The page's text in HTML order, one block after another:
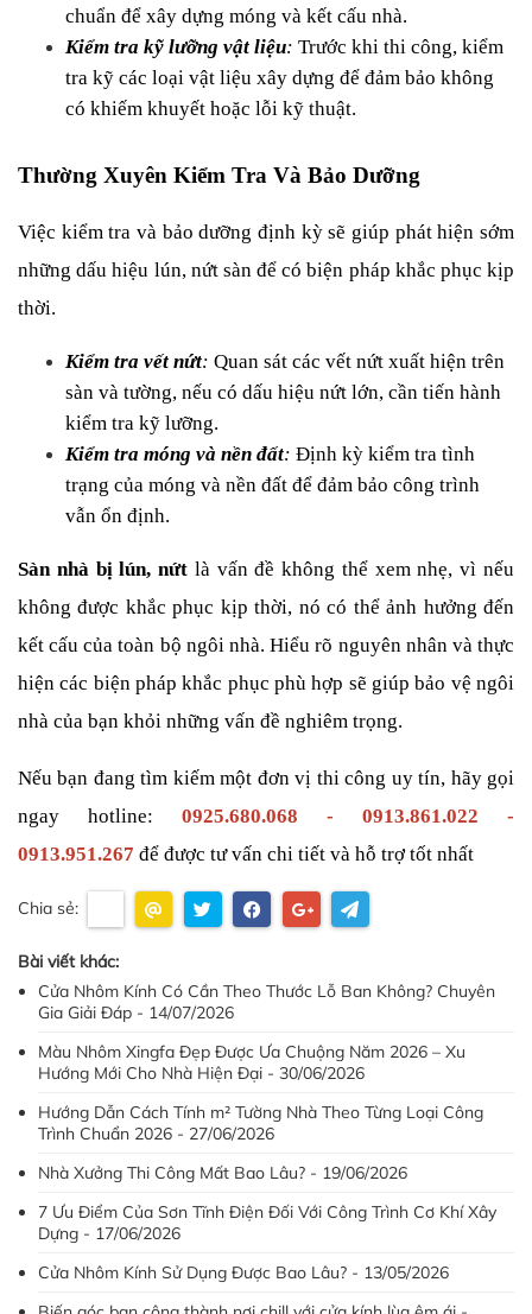
chuẩn để xây dựng móng và kết cấu nhà.
Kiểm tra kỹ lưỡng vật liệu: Trước khi thi công, kiểm
tra kỹ các loại vật liệu xây dựng để đảm bảo không
có khiếm khuyết hoặc lỗi kỹ thuật.
Thường Xuyên Kiểm Tra Và Bảo Dưỡng
Việc kiểm tra và bảo dưỡng định kỳ sẽ giúp phát hiện sớm
những dấu hiệu lún, nứt sàn để có biện pháp khắc phục kịp
thời.
Kiểm tra vết nứt: Quan sát các vết nứt xuất hiện trên
sàn và tường, nếu có dấu hiệu nứt lớn, cần tiến hành
kiểm tra kỹ lưỡng.
Kiểm tra móng và nền đất: Định kỳ kiểm tra tình
trạng của móng và nền đất để đảm bảo công trình
vẫn ổn định.
Sàn nhà bị lún, nứt là vấn đề không thể xem nhẹ, vì nếu
không được khắc phục kịp thời, nó có thể ảnh hưởng đến
kết cấu của toàn bộ ngôi nhà. Hiểu rõ nguyên nhân và thực
hiện các biện pháp khắc phục phù hợp sẽ giúp bảo vệ ngôi
nhà của bạn khỏi những vấn đề nghiêm trọng.
Nếu bạn đang tìm kiếm một đơn vị thi công uy tín, hãy gọi
ngay hotline: 0925.680.068 - 0913.861.022 -
0913.951.267 để được tư vấn chi tiết và hỗ trợ tốt nhất
Chia sẻ:
Bài viết khác:
Cửa Nhôm Kính Có Cần Theo Thước Lỗ Ban Không? Chuyên
Gia Giải Đáp - 14/07/2026
Màu Nhôm Xingfa Đẹp Được Ưa Chuộng Năm 2026 – Xu
Hướng Mới Cho Nhà Hiện Đại - 30/06/2026
Hướng Dẫn Cách Tính m² Tường Nhà Theo Từng Loại Công
Trình Chuẩn 2026 - 27/06/2026
Nhà Xưởng Thi Công Mất Bao Lâu? - 19/06/2026
7 Ưu Điểm Của Sơn Tĩnh Điện Đối Với Công Trình Cơ Khí Xây
Dựng - 17/06/2026
Cửa Nhôm Kính Sử Dụng Được Bao Lâu? - 13/05/2026